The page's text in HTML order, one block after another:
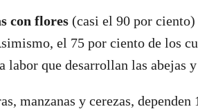
con flores (casi el 90 por ciento)
el 75 por ciento de los
labor que desarrollan las abejas
manzanas y cerezas, dependen